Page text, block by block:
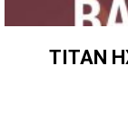
TITAN